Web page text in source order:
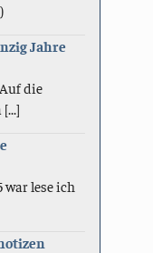
Jahre
die
lese ich